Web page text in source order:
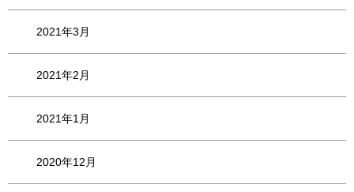
2021年3月
2021年2月
2021年1月
2020年12月